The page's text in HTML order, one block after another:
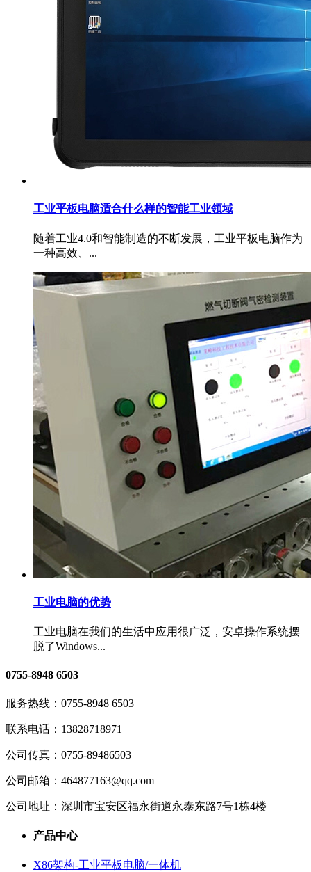
工业平板电脑适合什么样的智能工业领域
随着工业4.0和智能制造的不断发展，工业平板电脑作为
一种高效、...
工业电脑的优势
工业电脑在我们的生活中应用很广泛，安卓操作系统摆
脱了Windows...
0755-8948 6503
服务热线： 0755-8948 6503
联系电话： 13828718971
公司传真： 0755-89486503
公司邮箱： 464877163@qq.com
公司地址： 深圳市宝安区福永街道永泰东路7号1栋4楼
产品中心
X86架构-工业平板电脑/一体机